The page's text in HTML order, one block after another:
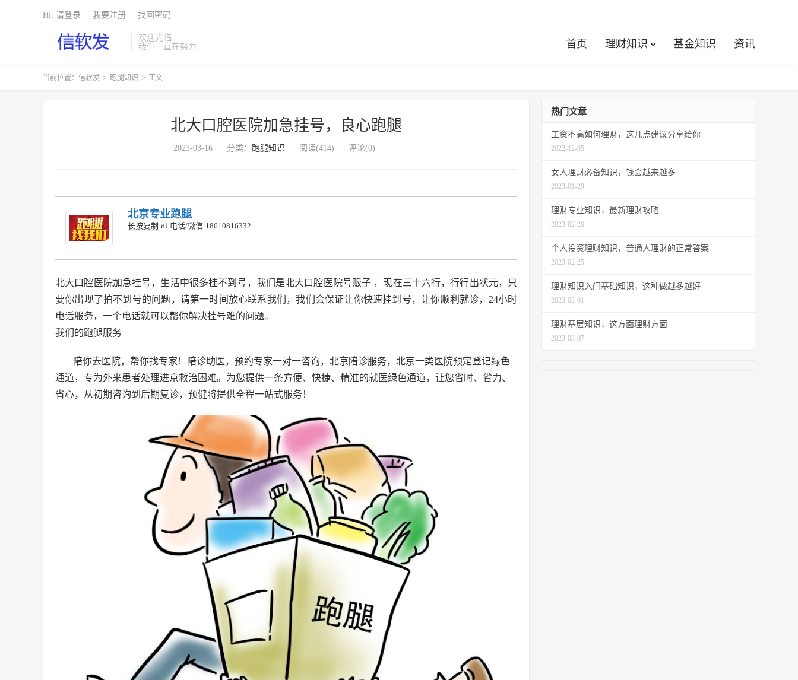
欢迎光临
我们一直在努力
首页 理财知识 基金知识 资讯
Hi, 请登录 我要注册 找回密码
当前位置： 信软发 > 跑腿知识 > 正文
北大口腔医院加急挂号，良心跑腿
2023-03-16 分类： 跑腿知识 阅读(414) 评论(0)
北京专业跑腿
长按复制 at 电话/微信:18610816332
北大口腔医院加急挂号，生活中很多挂不到号，我们是北大口腔医院号贩子 ，现在三十六行，行行出状元，只
要你出现了拍不到号的问题，请第一时间放心联系我们，我们会保证让你快速挂到号，让你顺利就诊，24小时
电话服务，一个电话就可以帮你解决挂号难的问题。
我们的跑腿服务
陪你去医院，帮你找专家！陪诊助医，预约专家一对一咨询，北京陪诊服务，北京一类医院预定登记绿色
通道，专为外来患者处理进京救治困难。为您提供一条方便、快捷、精准的就医绿色通道，让您省时、省力、
省心，从初期咨询到后期复诊，预健将提供全程一站式服务！
热门文章
工资不高如何理财，这几点建议分享给你
2022-12-05
女人理财必备知识，钱会越来越多
2023-01-29
理财专业知识，最新理财攻略
2023-02-20
个人投资理财知识，普通人理财的正常答案
2023-02-25
理财知识入门基础知识，这种做越多越好
2023-03-01
理财基层知识，这方面理财方面
2023-03-07